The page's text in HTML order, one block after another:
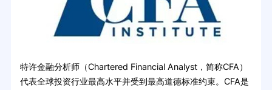
特许金融分析师（Chartered Financial Analyst，简称CFA）
代表全球投资行业最高水平并受到最高道德标准约束。CFA是